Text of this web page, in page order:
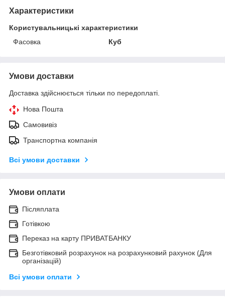
Характеристики
Користувальницькі характеристики
Фасовка
Куб
Умови доставки
Доставка здійснюється тільки по передоплаті.
Нова Пошта
Самовивіз
Транспортна компанія
Всі умови доставки
Умови оплати
Післяплата
Готівкою
Переказ на карту ПРИВАТБАНКУ
Безготівковий розрахунок на розрахунковий рахунок (Для
організацій)
Всі умови оплати